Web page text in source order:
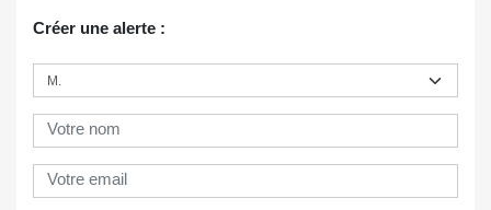
Créer une alerte :